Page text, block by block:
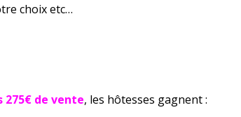
choix etc…
275€ de vente, les hôtesses gagnent :